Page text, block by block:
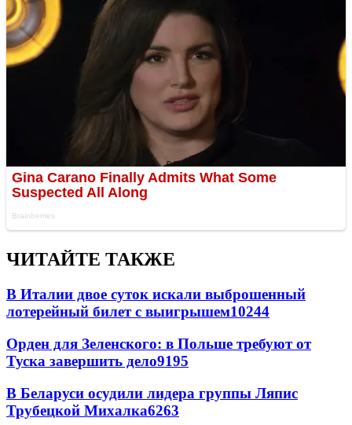
ЧИТАЙТЕ ТАКЖЕ
В Италии двое суток искали выброшенный
лотерейный билет с выигрышем10244
Орден для Зеленского: в Польше требуют от
Туска завершить дело9195
В Беларуси осудили лидера группы Ляпис
Трубецкой Михалка6263